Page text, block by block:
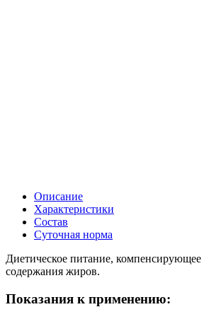
Описание
Характеристики
Состав
Суточная норма
Диетическое питание,
содержания жиров.
Показания к применению: